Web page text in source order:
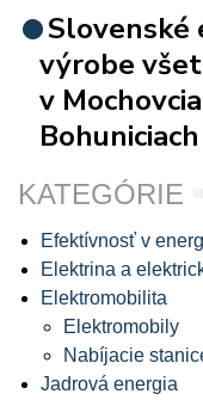
Slovenské
výrobe
v
Bohuniciach
KATEGÓRIE
Efektívnosť v
Elektrina a
Elektromobilita
Elektromobily
Nabíjacie
Jadrová energia